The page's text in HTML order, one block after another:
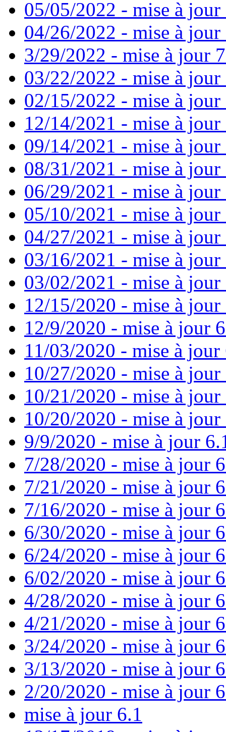
05/05/2022 - mise à jour
04/26/2022 - mise à jour
3/29/2022 - mise à jour
03/22/2022 - mise à jour
02/15/2022 - mise à
12/14/2021 - mise à jour
09/14/2021 - mise à jour
08/31/2021 - mise à jour
06/29/2021 - mise à jour
05/10/2021 - mise à jour
04/27/2021 - mise à jour
03/16/2021 - mise à jour
03/02/2021 - mise à jour
12/15/2020 - mise à jour
12/9/2020 - mise à jour
11/03/2020 - mise à jour
10/27/2020 - mise à jour
10/21/2020 - mise à jour
10/20/2020 - mise à jour
9/9/2020 - mise à jour
7/28/2020 - mise à jour
7/21/2020 - mise à jour
7/16/2020 - mise à jour
6/30/2020 - mise à jour
6/24/2020 - mise à jour
6/02/2020 - mise à jour
4/28/2020 - mise à jour
4/21/2020 - mise à jour
3/24/2020 - mise à jour
3/13/2020 - mise à jour
2/20/2020 - mise à jour
mise à jour 6.1